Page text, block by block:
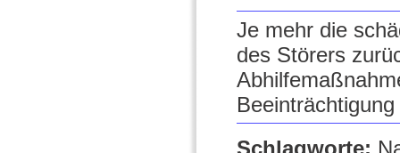
Je mehr die
des Störers